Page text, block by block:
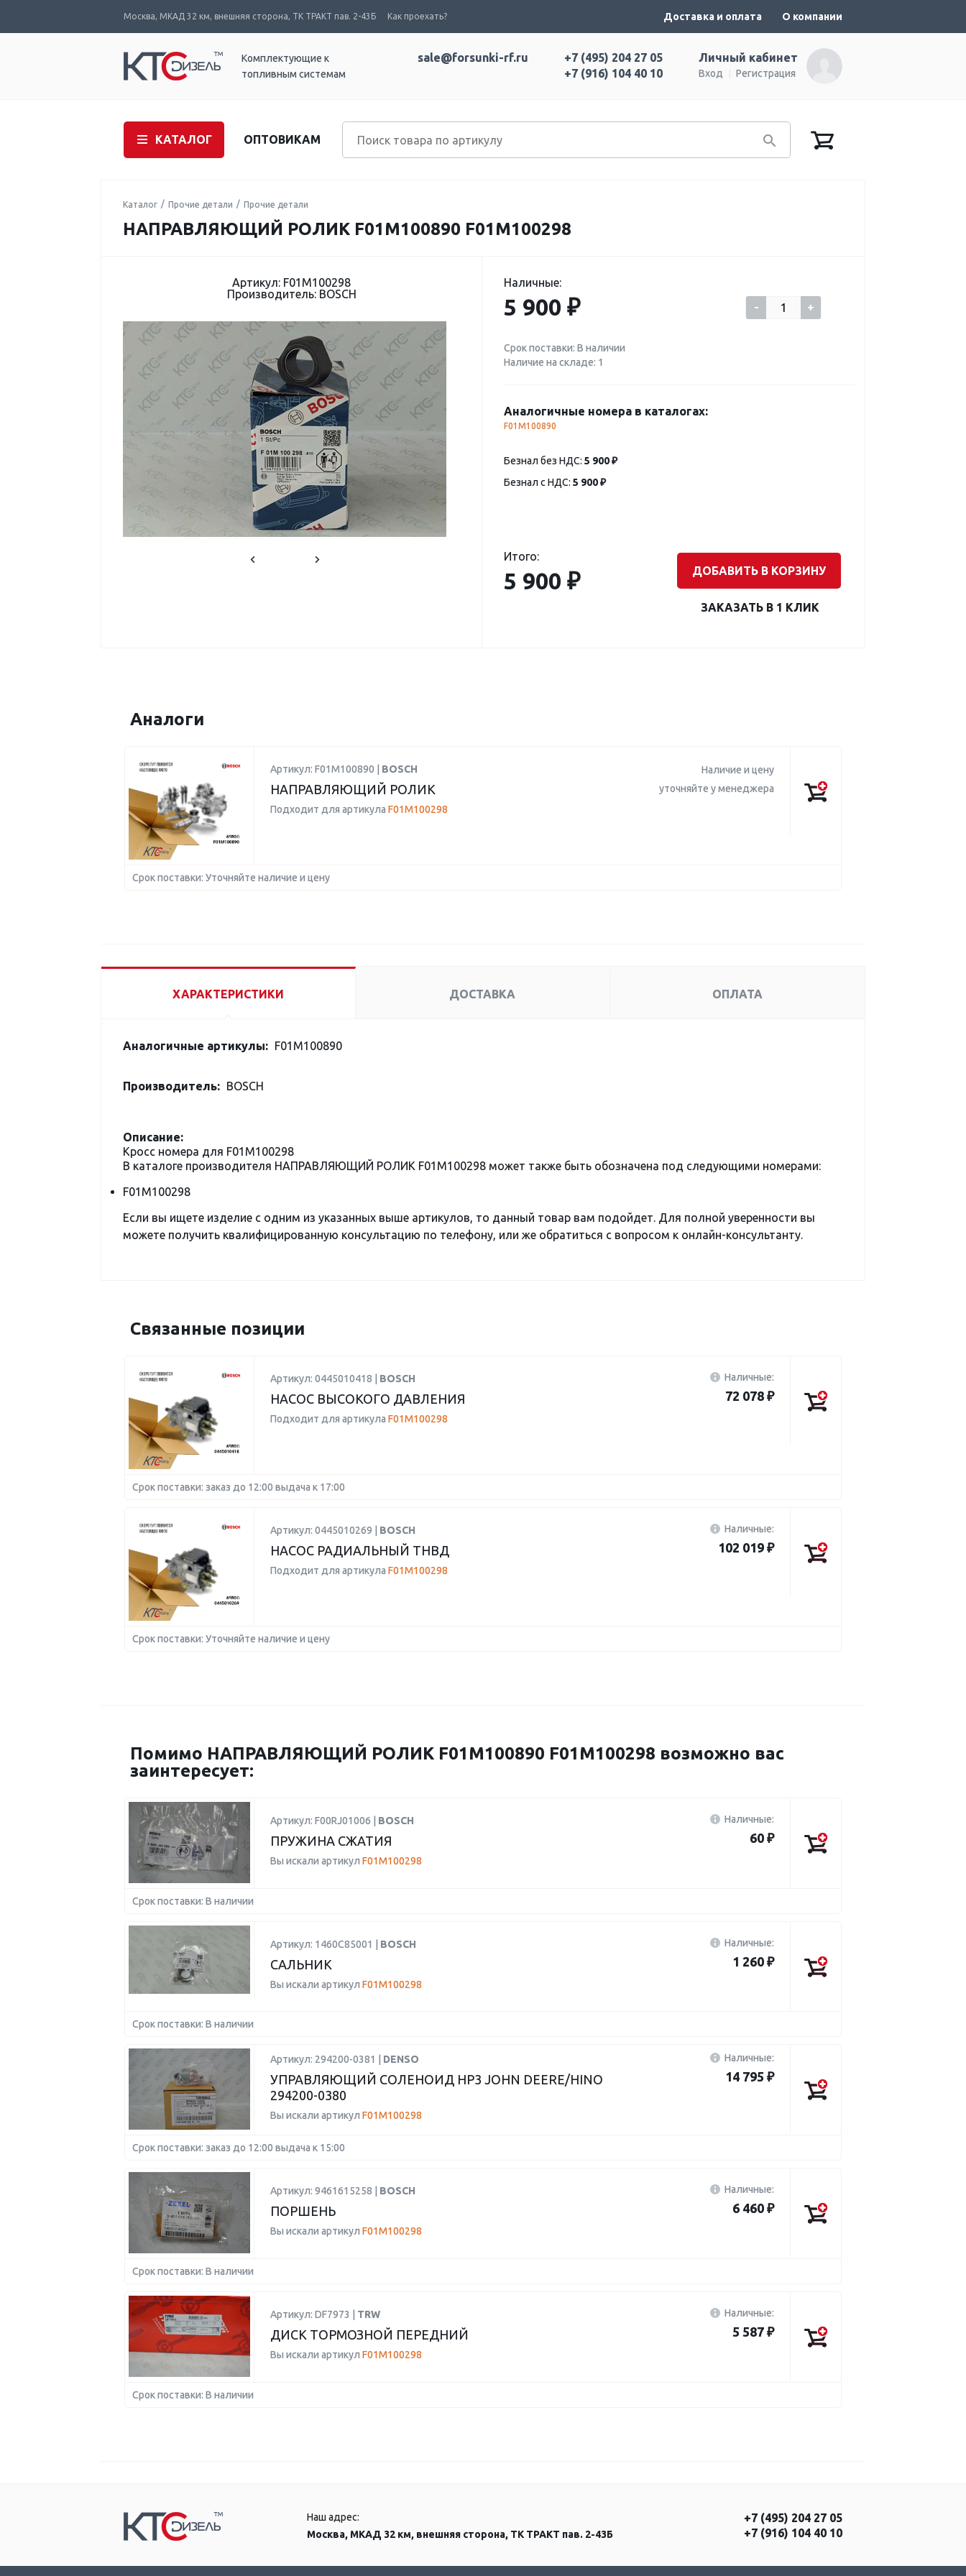
Москва, МКАД 32 км, внешняя сторона, ТК ТРАКТ пав. 2-43Б Как проехать? Доставка и оплата О компании
Комплектующие к
топливным системам
Личный кабинет
Вход Регистрация
+7 (495) 204 27 05
+7 (916) 104 40 10
sale@forsunki-rf.ru
КАТАЛОГ ОПТОВИКАМ
Каталог Прочие детали Прочие детали
НАПРАВЛЯЮЩИЙ РОЛИК F01M100890 F01M100298
Артикул: F01M100298
Производитель: BOSCH
Наличные:
5 900 ₽ - +
Срок поставки: В наличии
Наличие на складе: 1
Аналогичные номера в каталогах:
F01M100890
Безнал без НДС: 5 900 ₽
Безнал с НДС: 5 900 ₽
Итого:
5 900 ₽ ДОБАВИТЬ В КОРЗИНУ
ЗАКАЗАТЬ В 1 КЛИК
Аналоги
Артикул: F01M100890 | BOSCH
НАПРАВЛЯЮЩИЙ РОЛИК
Подходит для артикула F01M100298
Наличие и цену
уточняйте у менеджера
Срок поставки: Уточняйте наличие и цену
ХАРАКТЕРИСТИКИ ДОСТАВКА ОПЛАТА
Аналогичные артикулы: F01M100890
Производитель: BOSCH
Описание:
Кросс номера для F01M100298
В каталоге производителя НАПРАВЛЯЮЩИЙ РОЛИК F01M100298 может также быть обозначена под следующими номерами:
F01M100298
Если вы ищете изделие с одним из указанных выше артикулов, то данный товар вам подойдет. Для полной уверенности вы
можете получить квалифицированную консультацию по телефону, или же обратиться с вопросом к онлайн-консультанту.
Связанные позиции
Артикул: 0445010418 | BOSCH
НАСОС ВЫСОКОГО ДАВЛЕНИЯ
Подходит для артикула F01M100298
Наличные:
72 078 ₽
Срок поставки: заказ до 12:00 выдача к 17:00
Артикул: 0445010269 | BOSCH
НАСОС РАДИАЛЬНЫЙ ТНВД
Подходит для артикула F01M100298
Наличные:
102 019 ₽
Срок поставки: Уточняйте наличие и цену
Помимо НАПРАВЛЯЮЩИЙ РОЛИК F01M100890 F01M100298 возможно вас
заинтересует:
Артикул: F00RJ01006 | BOSCH
ПРУЖИНА СЖАТИЯ
Вы искали артикул F01M100298
Наличные:
60 ₽
Срок поставки: В наличии
Артикул: 1460C85001 | BOSCH
САЛЬНИК
Вы искали артикул F01M100298
Наличные:
1 260 ₽
Срок поставки: В наличии
Артикул: 294200-0381 | DENSO
УПРАВЛЯЮЩИЙ СОЛЕНОИД HP3 JOHN DEERE/HINO
294200-0380
Вы искали артикул F01M100298
Наличные:
14 795 ₽
Срок поставки: заказ до 12:00 выдача к 15:00
Артикул: 9461615258 | BOSCH
ПОРШЕНЬ
Вы искали артикул F01M100298
Наличные:
6 460 ₽
Срок поставки: В наличии
Артикул: DF7973 | TRW
ДИСК ТОРМОЗНОЙ ПЕРЕДНИЙ
Вы искали артикул F01M100298
Наличные:
5 587 ₽
Срок поставки: В наличии
Наш адрес:
Москва, МКАД 32 км, внешняя сторона, ТК ТРАКТ пав. 2-43Б
+7 (495) 204 27 05
+7 (916) 104 40 10